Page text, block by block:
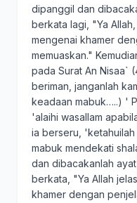
dipanggil dan
berkata lagi, "Ya
mengenai khamer
memuaskan."
pada Surat An Nisaa`
beriman, janganlah
keadaan mabuk…..) '
'alaihi wasallam
ia berseru,
mabuk mendekati
dan dibacakanlah
berkata, "Ya Allah
khamer dengan